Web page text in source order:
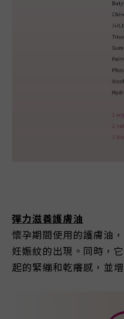
彈力滋養護膚油
懷孕期間使用的護膚油
妊娠紋的出現。同時，
起的緊繃和乾癢感，並